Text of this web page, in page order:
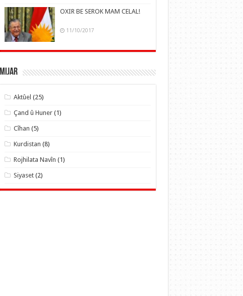
OXIR BE SEROK MAM CELAL!
11/10/2017
Mijar
Aktûel (25)
Çand û Huner (1)
Cîhan (5)
Kurdistan (8)
Rojhilata Navîn (1)
Siyaset (2)